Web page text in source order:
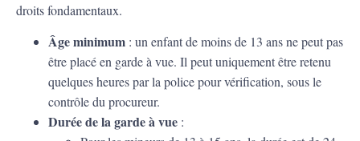
droits fondamentaux.
Âge minimum : un enfant de moins de 13 ans ne peut pas
être placé en garde à vue. Il peut uniquement être retenu
quelques heures par la police pour vérification, sous le
contrôle du procureur.
Durée de la garde à vue :